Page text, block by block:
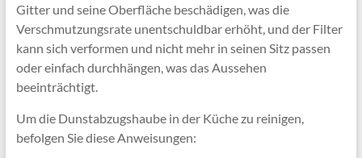
Gitter und seine Oberfläche beschädigen, was die
Verschmutzungsrate unentschuldbar erhöht, und der Filter
kann sich verformen und nicht mehr in seinen Sitz passen
oder einfach durchhängen, was das Aussehen
beeinträchtigt.
Um die Dunstabzugshaube in der Küche zu reinigen,
befolgen Sie diese Anweisungen: